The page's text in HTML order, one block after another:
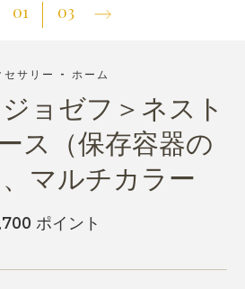
01 03
セサリー - ホーム
ョゼフ＞ネスト
ス（保存容器の
マルチカラー
ポイント